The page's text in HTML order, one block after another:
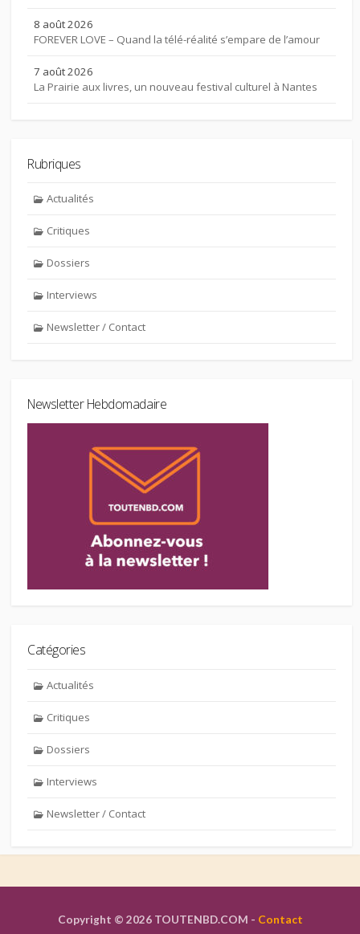
8 août 2026
FOREVER LOVE – Quand la télé-réalité s’empare de l’amour
7 août 2026
La Prairie aux livres, un nouveau festival culturel à Nantes
Rubriques
Actualités
Critiques
Dossiers
Interviews
Newsletter / Contact
Newsletter Hebdomadaire
Catégories
Actualités
Critiques
Dossiers
Interviews
Newsletter / Contact
Copyright © 2026 TOUTENBD.COM - Contact